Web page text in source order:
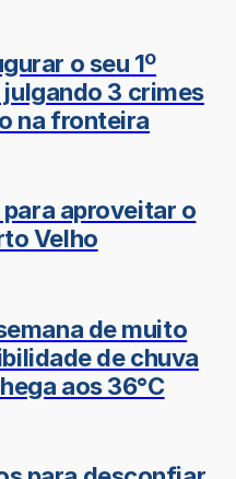
o seu 1º
3 crimes
na fronteira
aproveitar o
Velho
de muito
de chuva
aos 36°C